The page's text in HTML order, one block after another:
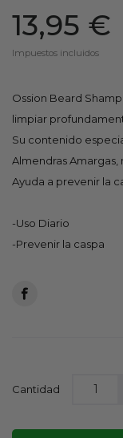
13,95 €
Impuestos incluidos
Ossion Beard
limpiar
Su contenido
Almendras Amargas,
Ayuda a prevenir la
-Uso Diario
-Prevenir la caspa
Cantidad